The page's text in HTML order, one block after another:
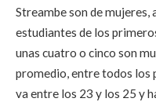
Streambe son de mujeres,
estudiantes de los
unas cuatro o cinco son
promedio, entre todos los
va entre los 23 y los 25 y